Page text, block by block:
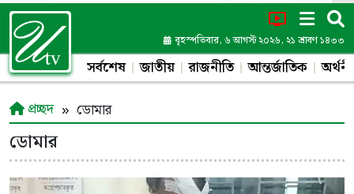
বৃহস্পতিবার, ৬ আগস্ট ২০২৬, ২১ শ্রাবণ ১৪৩৩
সর্বশেষ জাতীয় রাজনীতি আন্তর্জাতিক
প্রচ্ছদ
ডোমার
ডোমার